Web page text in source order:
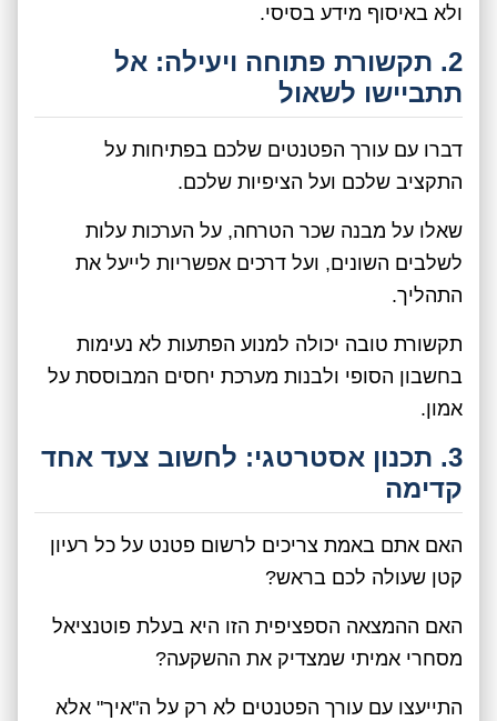
ולא באיסוף מידע בסיסי.
2. תקשורת פתוחה ויעילה: אל
תתביישו לשאול
דברו עם עורך הפטנטים שלכם בפתיחות על
התקציב שלכם ועל הציפיות שלכם.
שאלו על מבנה שכר הטרחה, על הערכות עלות
לשלבים השונים, ועל דרכים אפשריות לייעל את
התהליך.
תקשורת טובה יכולה למנוע הפתעות לא נעימות
בחשבון הסופי ולבנות מערכת יחסים המבוססת על
אמון.
3. תכנון אסטרטגי: לחשוב צעד אחד
קדימה
האם אתם באמת צריכים לרשום פטנט על כל רעיון
קטן שעולה לכם בראש?
האם ההמצאה הספציפית הזו היא בעלת פוטנציאל
מסחרי אמיתי שמצדיק את ההשקעה?
התייעצו עם עורך הפטנטים לא רק על ה"איך" אלא